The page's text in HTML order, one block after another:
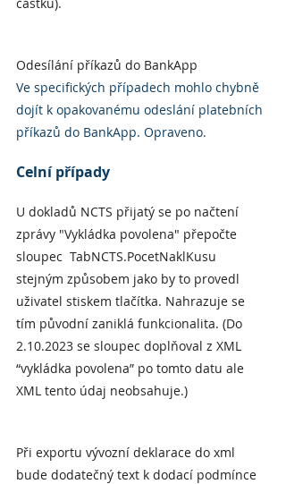
Odesílání příkazů do BankApp
Ve specifických případech mohlo chybně
dojít k opakovanému odeslání platebních
příkazů do BankApp. Opraveno.
Celní případy
U dokladů NCTS přijatý se po načtení
zprávy "Vykládka povolena" přepočte
sloupec  TabNCTS.PocetNaklKusu
stejným způsobem jako by to provedl
uživatel stiskem tlačítka. Nahrazuje se
tím původní zaniklá funkcionalita. (Do
2.10.2023 se sloupec doplňoval z XML
“vykládka povolena” po tomto datu ale
XML tento údaj neobsahuje.)
Při exportu vývozní deklarace do xml
bude dodatečný text k dodací podmínce